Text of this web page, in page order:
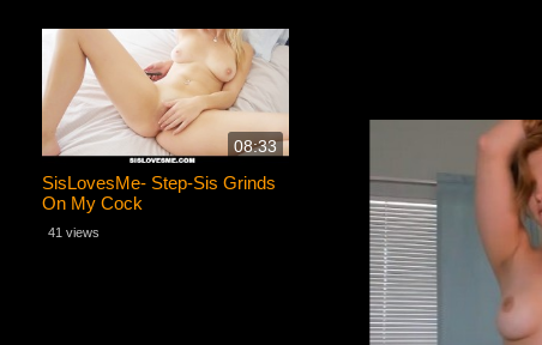
08:33
SisLovesMe- Step-Sis Grinds
On My Cock
41 views